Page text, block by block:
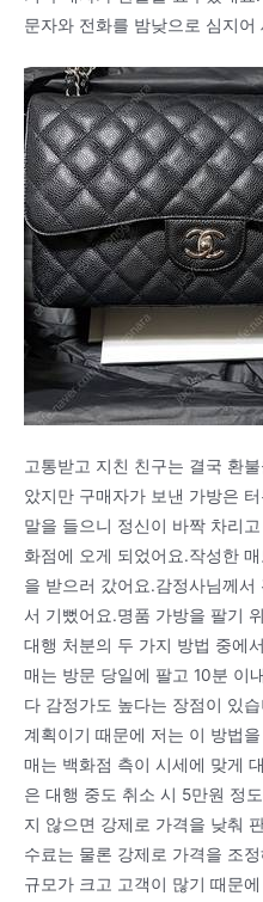
문자와 전화를 밤낮으로 심지
고통받고 지친 친구는 결국 환
았지만 구매자가 보낸 가방은
말을 들으니 정신이 바짝 차리
화점에 오게 되었어요.작성한
을 받으러 갔어요.감정사님께
서 기뻤어요.명품 가방을 팔기
대행 처분의 두 가지 방법 중에
매는 방문 당일에 팔고 10분 이
다 감정가도 높다는 장점이 있
계획이기 때문에 저는 이 방법
매는 백화점 측이 시세에 맞게
은 대행 중도 취소 시 5만원 정
지 않으면 강제로 가격을 낮춰
수료는 물론 강제로 가격을 조
규모가 크고 고객이 많기 때문